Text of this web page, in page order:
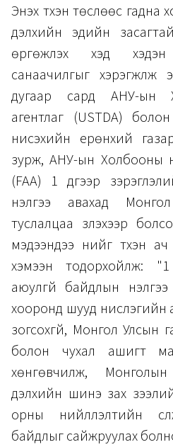
Энэхүү түүхэн төслөөс
дэлхийн эдийн
өргөжүүлэх хэд
санаачилгыг
дугаар сард АНУ-ын
агентлаг (USTDA)
нисэхийн ерөнхий
зурж, АНУ-ын Холбооны
(FAA) 1 дүгээр
үнэлгээ авахад
туслалцаа үзүүлэхээр
мэдээндээ үүнийг түүхэн
хэмээн тодорхойлж: "1
аюулгүй байдлын
хооронд шууд нислэгийн
зогсохгүй, Монгол Улсын
болон чухал ашигт
хөнгөвчилж, Монголын
дэлхийн шинэ зах
орны нийлүүлэлтийн
байдлыг сайжруулах